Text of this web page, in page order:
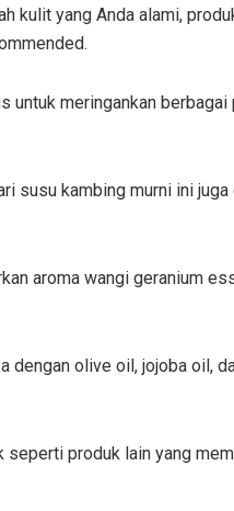
kulit yang Anda alami,
untuk meringankan
susu kambing murni ini
aroma wangi geranium
dengan olive oil, jojoba oil,
seperti produk lain yang